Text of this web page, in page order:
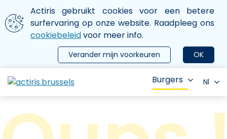
Aller au contenu principal
We gebruiken cookies
Actiris gebruikt cookies voor een betere
surfervaring op onze website. Raadpleeg ons
cookiebeleidvoor meer info.
OK
Verander mijn voorkeuren
le menu
Burgers Nl